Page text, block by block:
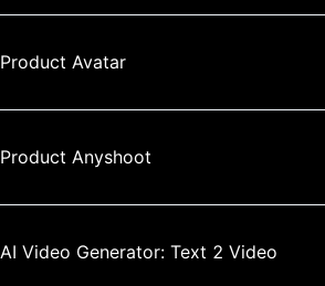
Product Avatar
Product Anyshoot
AI Video Generator: Text 2 Video